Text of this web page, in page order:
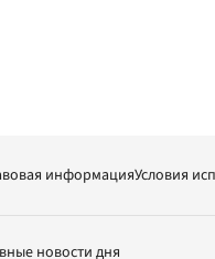
информацияУсловия
новости дня